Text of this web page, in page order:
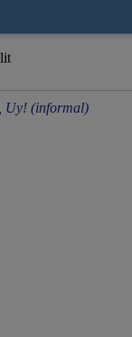
Uy! (informal)